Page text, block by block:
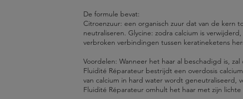
De formule bevat:
Citroenzuur: een organisch zuur dat van de kern
neutraliseren. Glycine: zodra calcium is
verbroken verbindingen tussen keratineketens
Voordelen: Wanneer het haar al beschadigd is,
Fluidité Réparateur bestrijdt een overdosis
van calcium in hard water wordt geneutraliseerd,
Fluidité Réparateur omhult het haar met zijn